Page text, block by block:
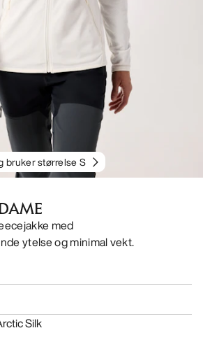
bruker størrelse S
med
ytelse og minimal vekt.
Silk